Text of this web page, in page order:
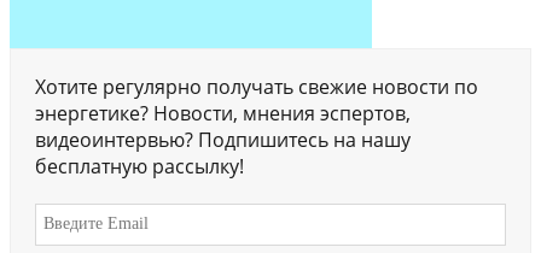
Хотите регулярно получать свежие новости по
энергетике? Новости, мнения эспертов,
видеоинтервью? Подпишитесь на нашу
бесплатную рассылку!